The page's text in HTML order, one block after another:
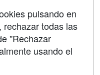
pulsando en
rechazar todas las
"Rechazar
usando el